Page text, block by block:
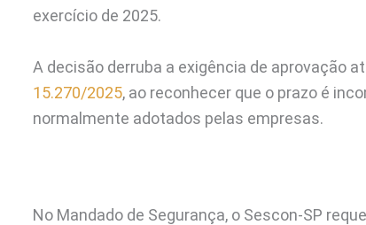
exercício de 2025.
A decisão derruba a exigência de aprovação
15.270/2025, ao reconhecer que o prazo é
normalmente adotados pelas empresas.
No Mandado de Segurança, o Sescon-SP